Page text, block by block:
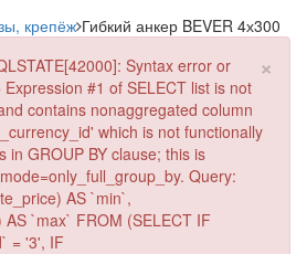
крепёж Гибкий анкер BEVER 4х300
×
Syntax error or
#1 of SELECT list is not
contains nonaggregated column
which is not functionally
in GROUP BY clause; this is
Query:
AS `min`,
`max` FROM (SELECT IF
= '3', IF